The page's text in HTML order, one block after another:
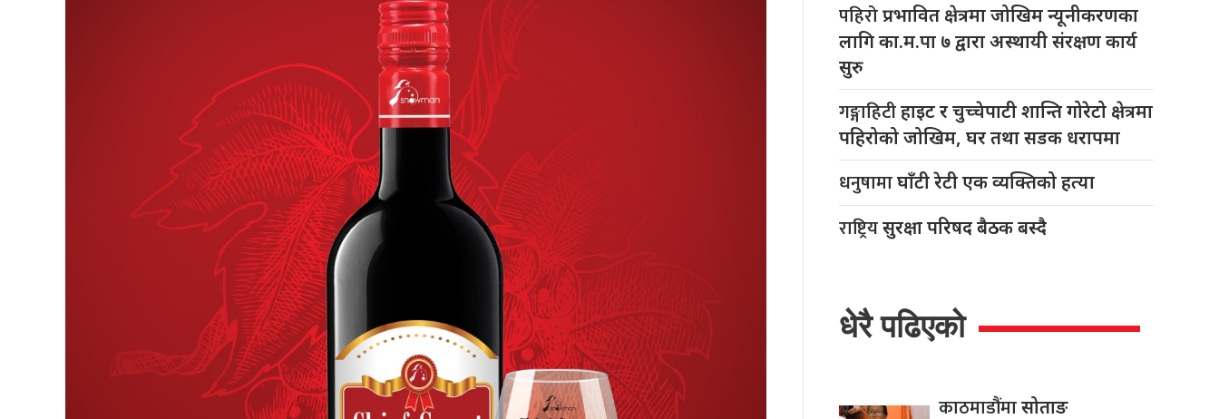
पहिरोप्रभावित क्षेत्रमा जोखिम न्यूनीकरणका
लागि का.म.पा ७ द्वारा अस्थायी संरक्षण कार्य
सुरु
गङ्गाहिटीहाइट र चुच्चेपाटी शान्ति गोरेटो क्षेत्रमा
पहिरोको जोखिम, घर तथा सडक धरापमा
धनुषामाघाँटी रेटी एक व्यक्तिको हत्या
राष्ट्रियसुरक्षा परिषद बैठक बस्दै
धेरै पढिएको
काठमाडौंमासोताङ